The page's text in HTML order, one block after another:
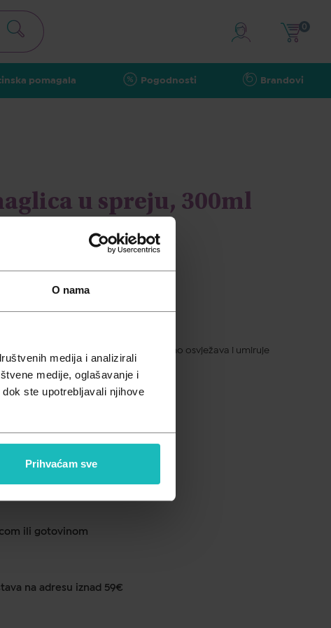
O nama
medija i analizirali
medije, oglašavanje i
ste upotrebljavali njihove
Prihvaćam sve
pomagala Pogodnosti Brandovi
0
u spreju, 300ml
za dehidriranu osjetljivu kožu, trenutno osvježava i umiruje
ili gotovinom
na adresu iznad 59€